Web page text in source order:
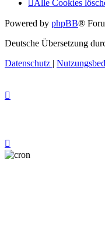
Alle Cookies
Powered by phpBB®
Deutsche Übersetzung
Datenschutz |